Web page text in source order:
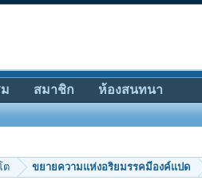
ต ขยายความแห่งอริยมรรคมีองค์แปด
สมาชิก ห้องสนทนา